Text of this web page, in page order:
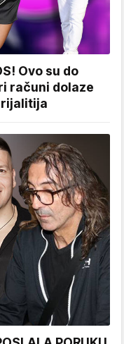
Ovo su do
računi dolaze
rijalitija